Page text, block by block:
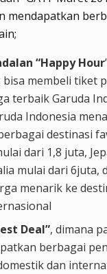
mendapatkan
“Happy Hour
membeli tiket
terbaik Garuda
Indonesia
destinasi
dari 1,8 juta,
mulai dari 6juta,
menarik ke
Deal”, dimana
berbagai
dan